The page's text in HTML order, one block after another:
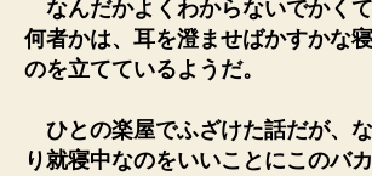
なんだかよくわからないでかく
何者かは、耳を澄ませばかすかな
のを立てているようだ。
ひとの楽屋でふざけた話だが、
り就寝中なのをいいことにこのバ